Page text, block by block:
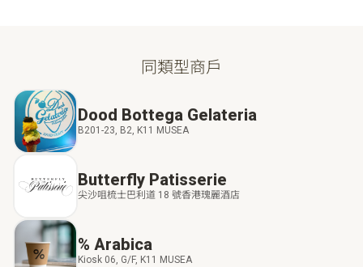
同類型商戶
Dood Bottega Gelateria
B201-23, B2, K11 MUSEA
Butterfly Patisserie
尖沙咀梳士巴利道 18 號香港瑰麗酒店
% Arabica
Kiosk 06, G/F, K11 MUSEA